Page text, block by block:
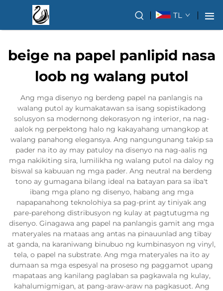
TL
beige na papel panlipid nasa
loob ng walang putol
Ang mga disenyo ng berdeng papel na panlangis na
walang putol ay kumakatawan sa isang sopistikadong
solusyon sa modernong dekorasyon ng interior, na nag-
aalok ng perpektong halo ng kakayahang umangkop at
walang panahong elegansya. Ang nangungunang takip sa
pader na ito ay may patuloy na disenyo na nag-aalis ng
mga nakikiting sira, lumilikha ng walang putol na daloy ng
biswal sa kabuuan ng mga pader. Ang neutral na berdeng
tono ay gumagana bilang ideal na batayan para sa iba't
ibang mga plano ng disenyo, habang ang mga
napapanahong teknolohiya sa pag-print ay tiniyak ang
pare-parehong distribusyon ng kulay at pagtutugma ng
disenyo. Ginagawa ang papel na panlangis gamit ang mga
materyales na mataas ang antas na pinauunlad ang tibay
at ganda, na karaniwang binubuo ng kumbinasyon ng vinyl,
tela, o papel na substrate. Ang mga materyales na ito ay
dumaan sa mga espesyal na proseso ng paggamot upang
mapataas ang kanilang paglaban sa pagkawala ng kulay,
kahalumigmigan, at pang-araw-araw na pagkasuot. Ang